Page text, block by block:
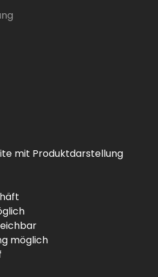
mit Produktdarstellung
möglich